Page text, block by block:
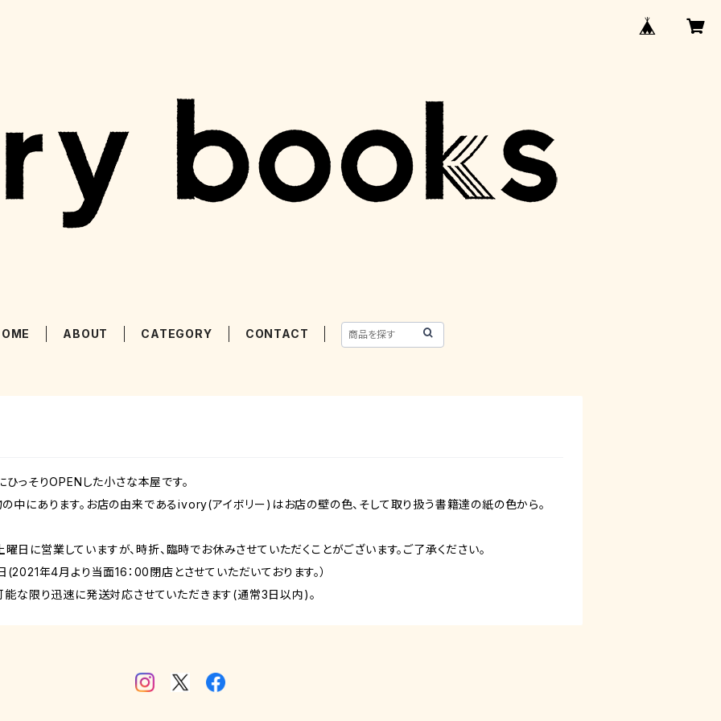
ABOUT CATEGORY CONTACT
っそりOPENした小さな本屋です。
中にあります。お店の由来であるivory(アイボリー)はお店の壁の色、そして取り扱う書籍達の紙の色から。
に営業していますが、時折、臨時でお休みさせていただくことがございます。ご了承ください。
年4月より当面16：00閉店とさせていただいております。）
能な限り迅速に発送対応させていただきます(通常3日以内)。